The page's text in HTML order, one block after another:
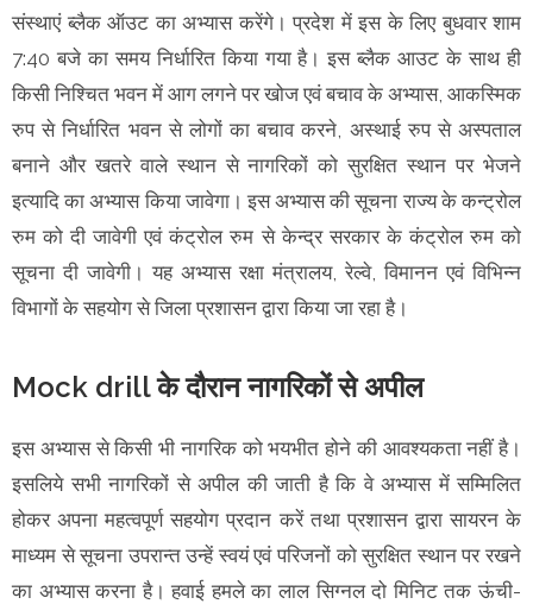
संस्थाएं ब्लैक ऑउट का अभ्यास करेंगे। प्रदेश में इस के लिए बुधवार शाम
7:40 बजे का समय निर्धारित किया गया है। इस ब्लैक आउट के साथ ही
किसी निश्चित भवन में आग लगने पर खोज एवं बचाव के अभ्यास, आकस्मिक
रुप से निर्धारित भवन से लोगों का बचाव करने, अस्थाई रुप से अस्पताल
बनाने और खतरे वाले स्थान से नागरिकों को सुरक्षित स्थान पर भेजने
इत्यादि का अभ्यास किया जावेगा। इस अभ्यास की सूचना राज्य के कन्ट्रोल
रुम को दी जावेगी एवं कंट्रोल रुम से केन्द्र सरकार के कंट्रोल रुम को
सूचना दी जावेगी। यह अभ्यास रक्षा मंत्रालय, रेल्वे, विमानन एवं विभिन्न
विभागों के सहयोग से जिला प्रशासन द्वारा किया जा रहा है।
Mock drill के दौरान नागरिकों से अपील
इस अभ्यास से किसी भी नागरिक को भयभीत होने की आवश्यकता नहीं है।
इसलिये सभी नागरिकों से अपील की जाती है कि वे अभ्यास में सम्मिलित
होकर अपना महत्वपूर्ण सहयोग प्रदान करें तथा प्रशासन द्वारा सायरन के
माध्यम से सूचना उपरान्त उन्हें स्वयं एवं परिजनों को सुरक्षित स्थान पर रखने
का अभ्यास करना है। हवाई हमले का लाल सिग्नल दो मिनिट तक ऊंची-